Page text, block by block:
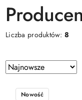
Liczba produktów:8
Zastosowano
sortowanie:
Najnowsze.
Sortuj
według
Nowość